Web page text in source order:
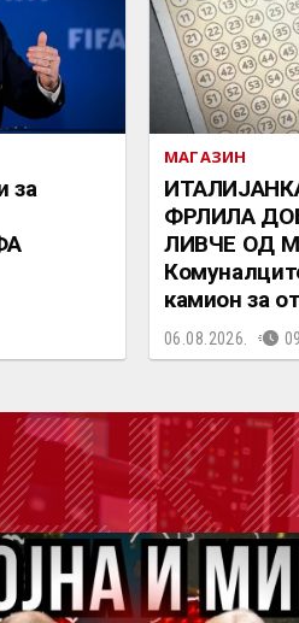
за
МАГАЗИН
ФРЛИЛА
ЛИВЧЕ ОД
камион за
06.08.2026.